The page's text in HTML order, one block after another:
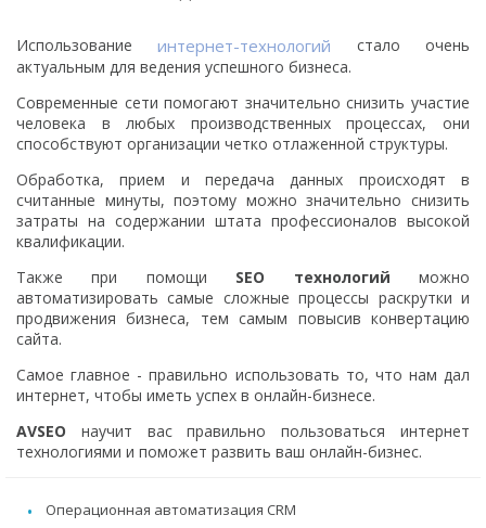
Использованиеинтернет-технологий стало очень
актуальным для ведения успешного бизнеса.
Современные сети помогают значительно снизить участие
человека в любых производственных процессах, они
способствуют организации четко отлаженной структуры.
Обработка, прием и передача данных происходят в
считанные минуты, поэтому можно значительно снизить
затраты на содержании штата профессионалов высокой
квалификации.
Также при помощи SEO технологий можно
автоматизировать самые сложные процессы раскрутки и
продвижения бизнеса, тем самым повысив конвертацию
сайта.
Самое главное - правильно использовать то, что нам дал
интернет, чтобы иметь успех в онлайн-бизнесе.
AVSEO научит вас правильно пользоваться интернет
технологиями и поможет развить ваш онлайн-бизнес.
Операционная автоматизация CRM